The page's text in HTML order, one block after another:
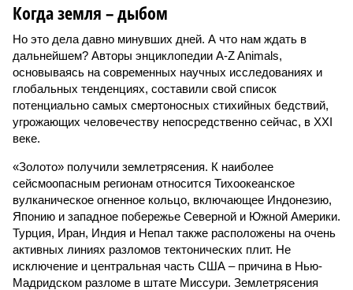
Когда земля – дыбом
Но это дела давно минувших дней. А что нам ждать в
дальнейшем? Авторы энциклопедии A-Z Animals,
основываясь на современных научных исследованиях и
глобальных тенденциях, составили свой список
потенциально самых смертоносных стихийных бедствий,
угрожающих человечеству непосредственно сейчас, в XXI
веке.
«Золото» получили землетрясения. К наиболее
сейсмоопасным регионам относится Тихоокеанское
вулканическое огненное кольцо, включающее Индонезию,
Японию и западное побережье Северной и Южной Америки.
Турция, Иран, Индия и Непал также расположены на очень
активных линиях разломов тектонических плит. Не
исключение и центральная часть США – причина в Нью-
Мадридском разломе в штате Миссури. Землетрясения